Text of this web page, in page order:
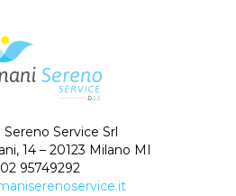
Service Srl
14 – 20123 Milano MI
95749292